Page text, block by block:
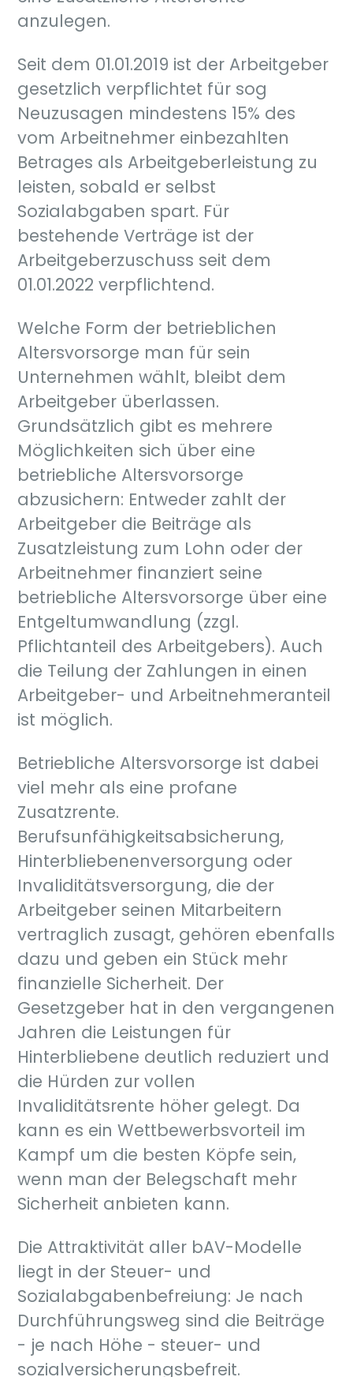
anzulegen.
Seit dem 01.01.2019 ist der Arbeitgeber
gesetzlich verpflichtet für sog
Neuzusagen mindestens 15% des
vom Arbeitnehmer einbezahlten
Betrages als Arbeitgeberleistung zu
leisten, sobald er selbst
Sozialabgaben spart. Für
bestehende Verträge ist der
Arbeitgeberzuschuss seit dem
01.01.2022 verpflichtend.
Welche Form der betrieblichen
Altersvorsorge man für sein
Unternehmen wählt, bleibt dem
Arbeitgeber überlassen.
Grundsätzlich gibt es mehrere
Möglichkeiten sich über eine
betriebliche Altersvorsorge
abzusichern: Entweder zahlt der
Arbeitgeber die Beiträge als
Zusatzleistung zum Lohn oder der
Arbeitnehmer finanziert seine
betriebliche Altersvorsorge über eine
Entgeltumwandlung (zzgl.
Pflichtanteil des Arbeitgebers). Auch
die Teilung der Zahlungen in einen
Arbeitgeber- und Arbeitnehmeranteil
ist möglich.
Betriebliche Altersvorsorge ist dabei
viel mehr als eine profane
Zusatzrente.
Berufsunfähigkeitsabsicherung,
Hinterbliebenenversorgung oder
Invaliditätsversorgung, die der
Arbeitgeber seinen Mitarbeitern
vertraglich zusagt, gehören ebenfalls
dazu und geben ein Stück mehr
finanzielle Sicherheit. Der
Gesetzgeber hat in den vergangenen
Jahren die Leistungen für
Hinterbliebene deutlich reduziert und
die Hürden zur vollen
Invaliditätsrente höher gelegt. Da
kann es ein Wettbewerbsvorteil im
Kampf um die besten Köpfe sein,
wenn man der Belegschaft mehr
Sicherheit anbieten kann.
Die Attraktivität aller bAV-Modelle
liegt in der Steuer- und
Sozialabgabenbefreiung: Je nach
Durchführungsweg sind die Beiträge
- je nach Höhe - steuer- und
sozialversicherungsbefreit.